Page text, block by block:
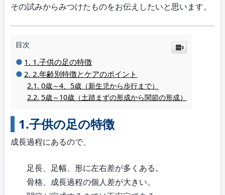
その試みからみつけたものをお伝えしたいと思います。
目次
1.子供の足の特徴
2.年齢別特徴とケアのポイント
0歳～4、5歳（新生児から歩行まで）
5歳～10歳（土踏まずの形成から関節の形成）
1.子供の足の特徴
成長過程にあるので、
足長、足幅、形に左右差が多くある。
骨格、成長過程の個人差が大きい。